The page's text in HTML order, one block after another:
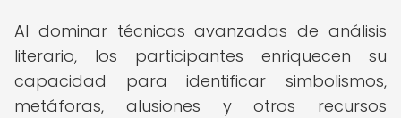
Al dominar técnicas avanzadas de análisis
literario, los participantes enriquecen su
capacidad para identificar simbolismos,
metáforas, alusiones y otros recursos